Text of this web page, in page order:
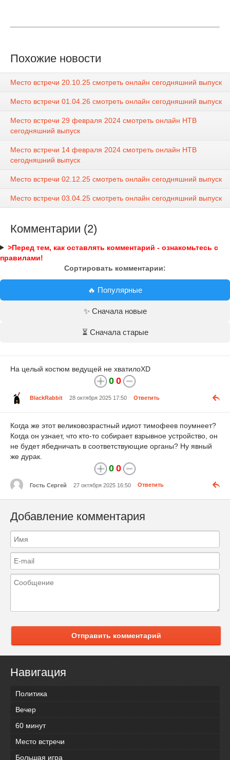
Похожие новости
Место встречи 20.10.25 смотреть онлайн сегодняшний выпуск
Место встречи 01.04.26 смотреть онлайн сегодняшний выпуск
Место встречи 29 февраля 2024 смотреть онлайн НТВ
сегодняшний выпуск
Место встречи 14 февраля 2024 смотреть онлайн НТВ
сегодняшний выпуск
Место встречи 02.12.25 смотреть онлайн сегодняшний выпуск
Место встречи 03.04.25 смотреть онлайн сегодняшний выпуск
Комментарии (2)
>Перед тем, как оставлять комментарий - ознакомьтесь с
правилами!
Сортировать комментарии:
🔥 Популярные
✨ Сначала новые
⏳ Сначала старые
На целый костюм ведущей не хватилоXD
0 0
BlackRabbit 28 октября 2025 17:50 Ответить
Когда же этот великовозрастный идиот тимофеев поумнеет?
Когда он узнает, что кто-то собирает взрывное устройство, он
не будет ябедничать в соответствующие органы? Ну явный
же дурак.
0 0
Гость Сергей 27 октября 2025 16:50 Ответить
Добавление комментария
Отправить комментарий
Навигация
Политика
Вечер
60 минут
Место встречи
Большая игра